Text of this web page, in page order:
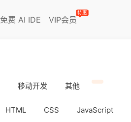
免费 AI IDE VIP会员
特惠
移动开发 其他
HTML CSS JavaScript